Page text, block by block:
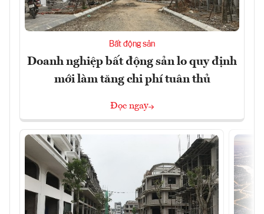
Bất động sản
Doanh nghiệp bất động sản lo quy định
mới làm tăng chi phí tuân thủ
Đọc ngay